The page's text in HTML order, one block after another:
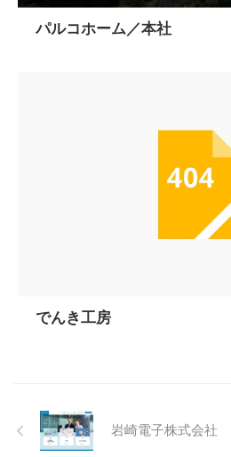
パルコホーム／本社
でんき工房
岩崎電子株式会社